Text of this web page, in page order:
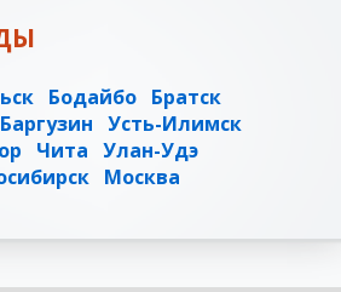
Бодайбо Братск
Усть-Илимск
Чита Улан-Удэ
Москва